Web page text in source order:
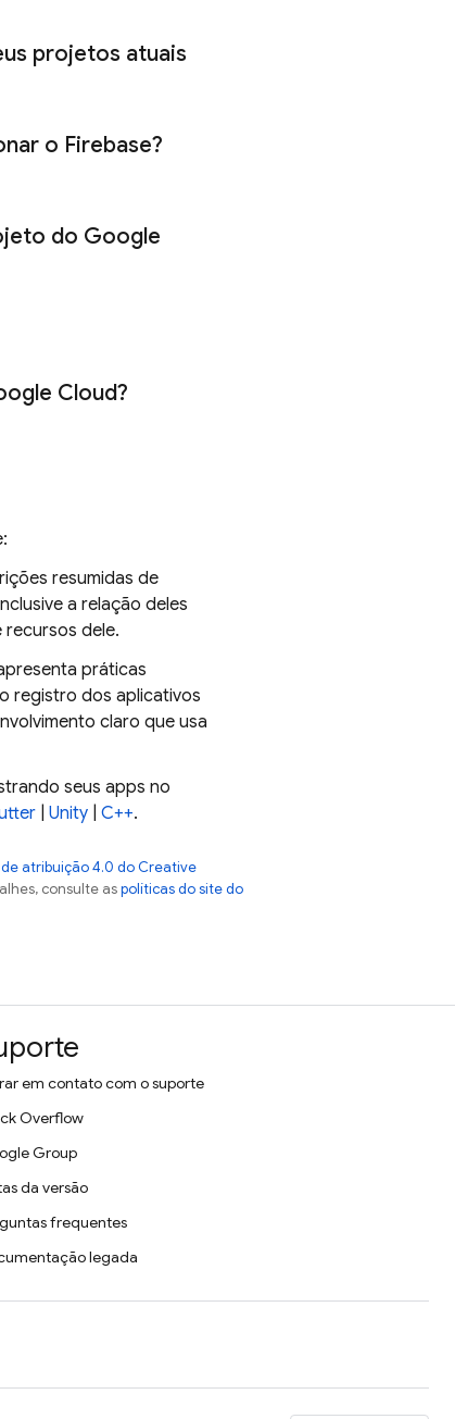
projetos atuais
o Firebase?
do Google
Cloud?
resumidas de
a relação deles
recursos dele.
práticas
registro dos aplicativos
claro que usa
seus apps no
Unity C++.
atribuição 4.0 do Creative
consulte aspolíticas do site do
em contato com o suporte
Overflow
Group
da versão
frequentes
legada